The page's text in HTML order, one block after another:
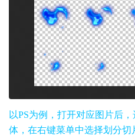
以PS为例，打开对应图片后
体，在右键菜单中选择划分